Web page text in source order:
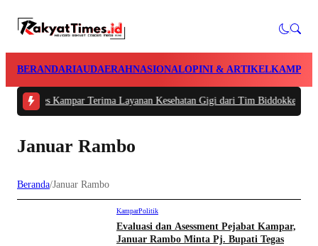
BERANDARIAUDAERAHNASIONALOPINI & ARTIKELKAMPAR
Polres Kampar Terima Layanan Kesehatan Gigi dari Tim Biddokkes Polda
Januar Rambo
Beranda/Januar Rambo
KamparPolitik
Evaluasi dan Asessment Pejabat Kampar,
Januar Rambo Minta Pj. Bupati Tegas